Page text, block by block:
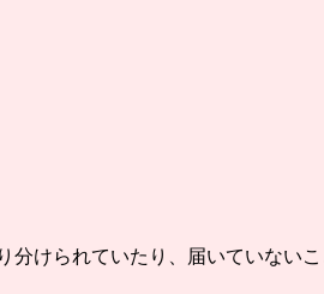
けられていたり、届いていないこ